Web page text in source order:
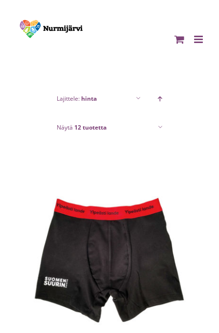
content
Lajittele: hinta
Näytä 12 tuotetta
VALITSE VAIHTOEHDOISTA LISÄTIEDOT